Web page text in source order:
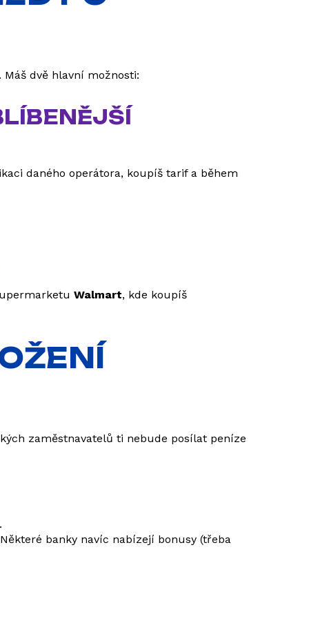
dvě hlavní možnosti:
daného operátora, koupíš tarif a během
Walmart, kde koupíš
zaměstnavatelů ti nebude posílat peníze
.
banky navíc nabízejí bonusy (třeba